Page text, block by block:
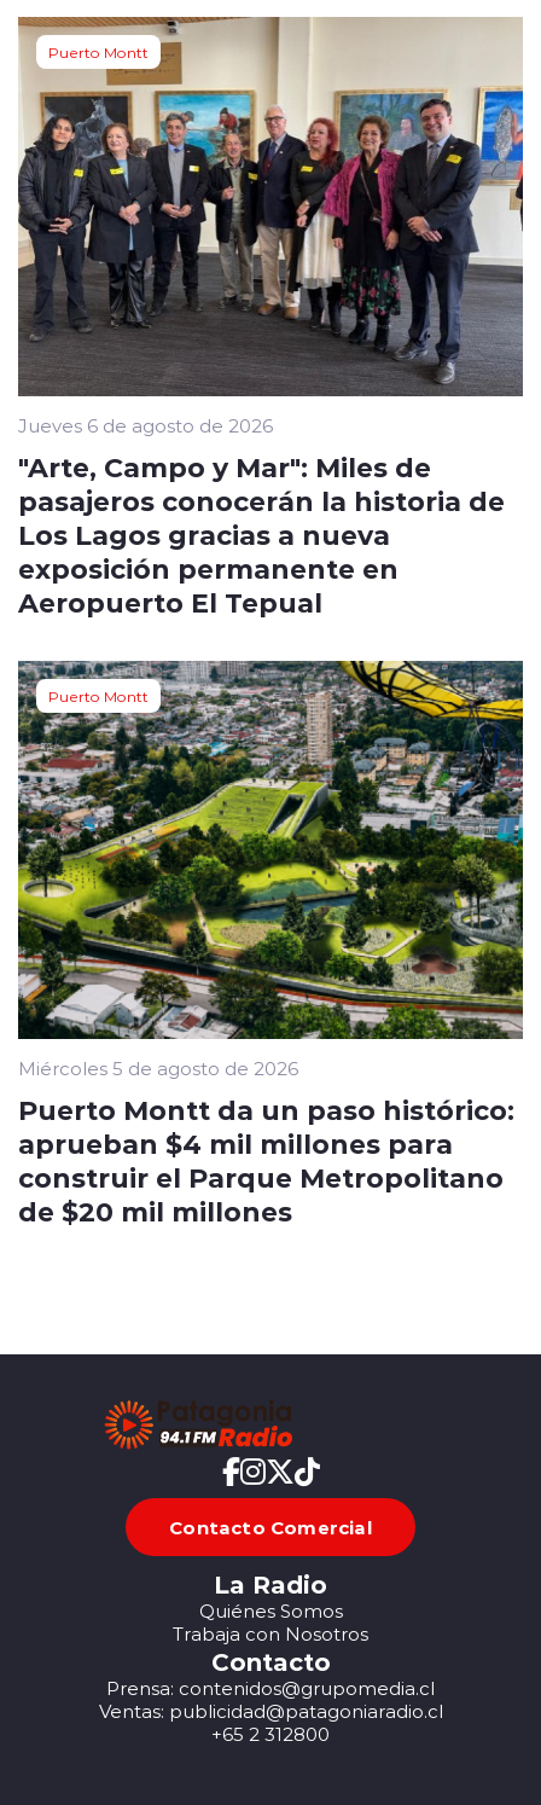
Puerto Montt
Jueves 6 de agosto de 2026
"Arte, Campo y Mar": Miles de
pasajeros conocerán la historia de
Los Lagos gracias a nueva
exposición permanente en
Aeropuerto El Tepual
Puerto Montt
Miércoles 5 de agosto de 2026
Puerto Montt da un paso histórico:
aprueban $4 mil millones para
construir el Parque Metropolitano
de $20 mil millones
Contacto Comercial
La Radio
Quiénes Somos
Trabaja con Nosotros
Contacto
Prensa: contenidos@grupomedia.cl
Ventas: publicidad@patagoniaradio.cl
+65 2 312800